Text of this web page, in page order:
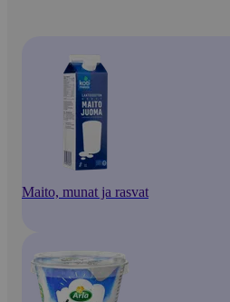
Maito, munat ja rasvat